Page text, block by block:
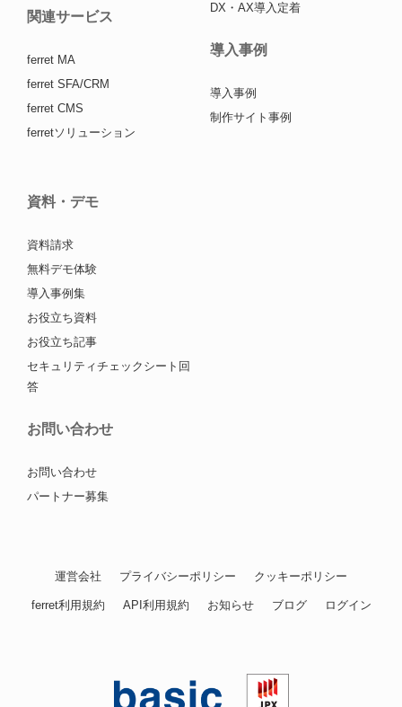
関連サービス
ferret MA
ferret SFA/CRM
ferret CMS
ferretソリューション
DX・AX導入定着
導入事例
導入事例
制作サイト事例
資料・デモ
資料請求
無料デモ体験
導入事例集
お役立ち資料
お役立ち記事
セキュリティチェックシート回
答
お問い合わせ
お問い合わせ
パートナー募集
運営会社 プライバシーポリシー クッキーポリシー
ferret利用規約 API利用規約 お知らせ ブログ ログイン